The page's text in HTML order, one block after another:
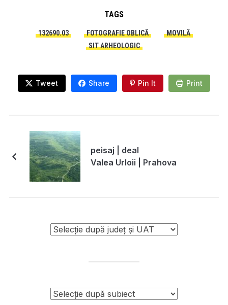
TAGS
132690.03 FOTOGRAFIE OBLICĂ
MOVILĂ
SIT ARHEOLOGIC
Tweet Share Pin It Print
peisaj | deal
Valea Urloii | Prahova